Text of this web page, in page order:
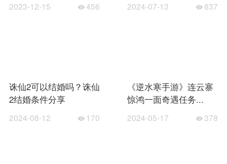
2023-12-15 456 2024-07-13 837
诛仙2可以结婚吗？诛仙
2结婚条件分享
2024-08-12 170
《逆水寒手游》连云寨
惊鸿一面奇遇任务...
2024-05-17 378